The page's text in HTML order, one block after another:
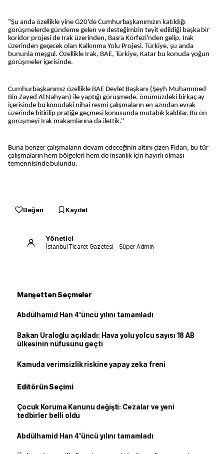
"Şu anda özellikle yine G20'de Cumhurbaşkanımızın katıldığı
görüşmelerde gündeme gelen ve desteğimizin teyit edildiği başka bir
koridor projesi de Irak üzerinden, Basra Körfezi'nden gelip, Irak
üzerinden geçecek olan Kalkınma Yolu Projesi. Türkiye, şu anda
bununla meşgul. Özellikle Irak, BAE, Türkiye, Katar bu konuda yoğun
görüşmeler içerisinde.
Cumhurbaşkanımız özellikle BAE Devlet Başkanı (Şeyh Muhammed
Bin Zayed Al Nahyan) ile yaptığı görüşmede, önümüzdeki birkaç ay
içerisinde bu konudaki nihai resmi çalışmaların en azından evrak
üzerinde bitirilip pratiğe geçmesi konusunda mutabık kaldılar. Bu ön
görüşmeyi Irak makamlarına da ilettik."
Buna benzer çalışmaların devam edeceğinin altını çizen Fidan, bu tür
çalışmaların hem bölgeleri hem de insanlık için hayırlı olması
temennisinde bulundu.
Beğen Kaydet
Yönetici
İstanbul Ticaret Gazetesi – Süper Admin
Manşetten Seçmeler
Abdülhamid Han 4'üncü yılını tamamladı
Bakan Uraloğlu açıkladı: Hava yolu yolcu sayısı 18 AB
ülkesinin nüfusunu geçti
Kamuda verimsizlik riskine yapay zeka freni
Editörün Seçimi
Çocuk Koruma Kanunu değişti: Cezalar ve yeni
tedbirler belli oldu
Abdülhamid Han 4'üncü yılını tamamladı